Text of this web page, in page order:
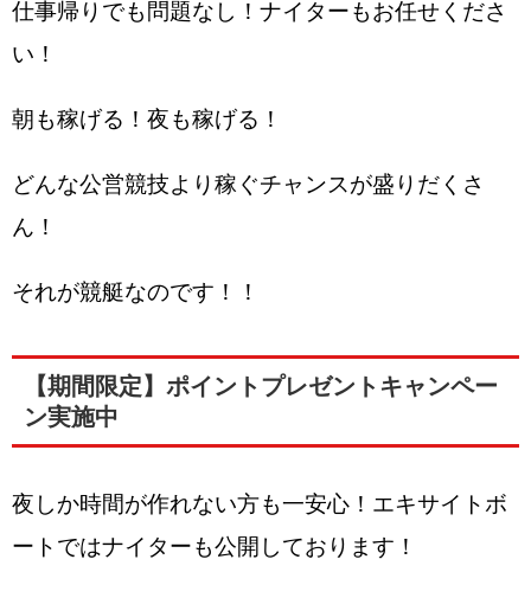
仕事帰りでも問題なし！ナイターもお任せくださ
い！
朝も稼げる！夜も稼げる！
どんな公営競技より稼ぐチャンスが盛りだくさ
ん！
それが競艇なのです！！
【期間限定】ポイントプレゼントキャンペー
ン実施中
夜しか時間が作れない方も一安心！エキサイトボ
ートではナイターも公開しております！